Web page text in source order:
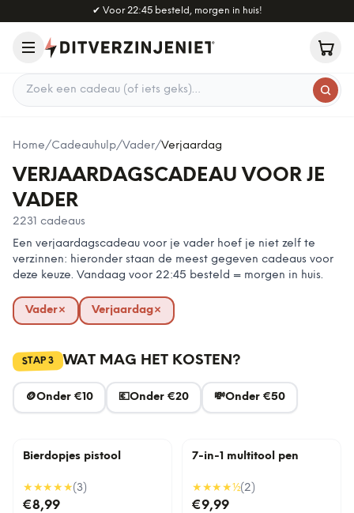
Naar hoofdinhoud
✔ Voor 22:45 besteld, morgen in huis!
Zoek een cadeau
Home/Cadeauhulp/Vader/Verjaardag
VERJAARDAGSCADEAU VOOR JE
VADER
2231 cadeaus
Een verjaardagscadeau voor je vader hoef je niet zelf te
verzinnen: hieronder staan de meest gegeven cadeaus voor
deze keuze. Vandaag voor 22:45 besteld = morgen in huis.
Vader×
verwijderen
Verjaardag×
verwijderen
STAP3 WAT MAG HET KOSTEN?
🪙Onder €10 💶Onder €20 💸Onder €50
Bierdopjes pistool
★★★★★(3)
€8,99
7-in-1 multitool pen
★★★★½(2 )
€9,99